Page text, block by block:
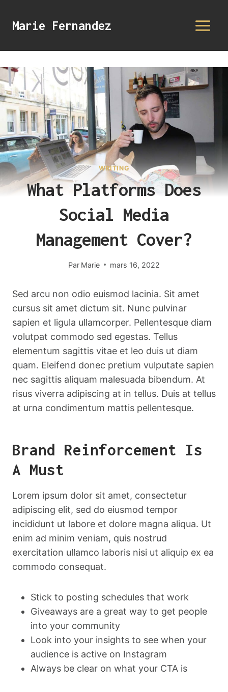
Marie Fernandez
WRITING
What Platforms Does
Social Media
Management Cover?
Par Marie mars 16, 2022
Sed arcu non odio euismod lacinia. Sit amet
cursus sit amet dictum sit. Nunc pulvinar
sapien et ligula ullamcorper. Pellentesque diam
volutpat commodo sed egestas. Tellus
elementum sagittis vitae et leo duis ut diam
quam. Eleifend donec pretium vulputate sapien
nec sagittis aliquam malesuada bibendum. At
risus viverra adipiscing at in tellus. Duis at tellus
at urna condimentum mattis pellentesque.
Brand Reinforcement Is
A Must
Lorem ipsum dolor sit amet, consectetur
adipiscing elit, sed do eiusmod tempor
incididunt ut labore et dolore magna aliqua. Ut
enim ad minim veniam, quis nostrud
exercitation ullamco laboris nisi ut aliquip ex ea
commodo consequat.
Stick to posting schedules that work
Giveaways are a great way to get people
into your community
Look into your insights to see when your
audience is active on Instagram
Always be clear on what your CTA is